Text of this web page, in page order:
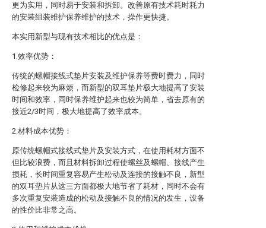
更为实用，同时易于安装和拆卸。改善原有技术耗时耗力
的安装组装维护保养维护的技术，操作更快捷。
本实用新型与现有技术相比的优点是：
1.效率优势：
传统的螺帽接线式垫片安装及维护保养等费时费力，同时
检修起来较为麻烦，而新型的双耳垫片极大地提高了安装
时间和效率，同时保养维护起来也较为简单，省去原有的
接近2/3时间，极大地提高了效率成本。
2.材料成本优势：
原传统螺帽式接线式垫片及安装方式，在使用耗材方面不
但比较浪费，而且材料拆卸过程使螺丝及螺帽、接线产生
损耗，长时间重复容易产生松动及连接的接触不良，新型
的双耳垫片从这三方面都极大地节省了耗材，同时不会有
多次重复安装造成的松动及接触不良的情况的发生，设备
的性价比非常之高。